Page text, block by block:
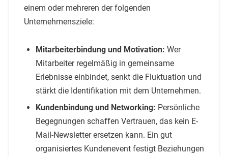
einem oder mehreren der folgenden
Unternehmensziele:
Mitarbeiterbindung und Motivation: Wer
Mitarbeiter regelmäßig in gemeinsame
Erlebnisse einbindet, senkt die Fluktuation und
stärkt die Identifikation mit dem Unternehmen.
Kundenbindung und Networking: Persönliche
Begegnungen schaffen Vertrauen, das kein E-
Mail-Newsletter ersetzen kann. Ein gut
organisiertes Kundenevent festigt Beziehungen